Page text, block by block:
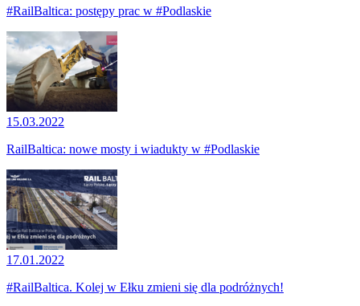
#RailBaltica: postępy prac w #Podlaskie
15.03.2022
RailBaltica: nowe mosty i wiadukty w #Podlaskie
17.01.2022
#RailBaltica. Kolej w Ełku zmieni się dla podróżnych!